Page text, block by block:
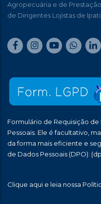
Agropecuária e de
de Dirigentes Lojistas de
Formulário de Requisição
Pessoais. Ele é facultativo,
da forma mais eficiente e
de Dados Pessoais (DPO):
Clique aqui e leia nossa